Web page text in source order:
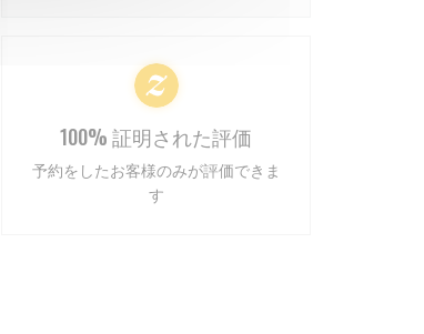
100% 証明された評価
予約をしたお客様のみが評価できま
す